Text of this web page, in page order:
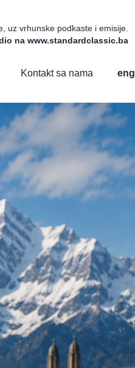
uz vrhunske podkaste i emisije.
na www.standardclassic.ba
Kontakt sa nama eng